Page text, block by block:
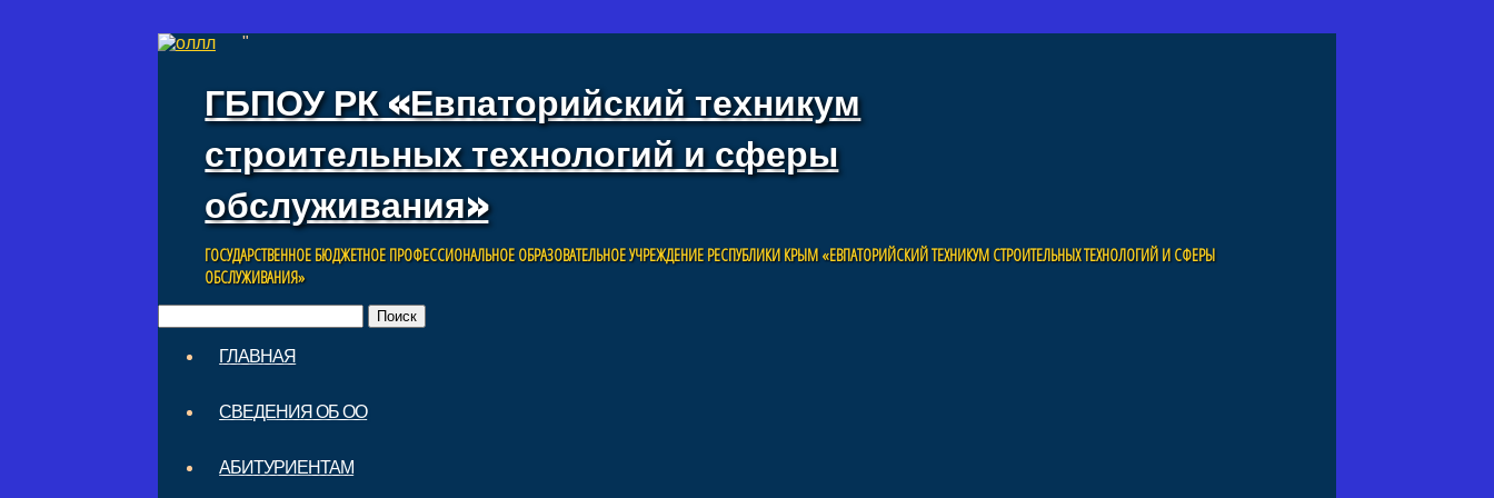
"
ГБПОУ РК «Евпаторийский техникум
строительных технологий и сферы
обслуживания»
ГОСУДАРСТВЕННОЕ БЮДЖЕТНОЕ ПРОФЕССИОНАЛЬНОЕ ОБРАЗОВАТЕЛЬНОЕ УЧРЕЖДЕНИЕ РЕСПУБЛИКИ КРЫМ «ЕВПАТОРИЙСКИЙ ТЕХНИКУМ СТРОИТЕЛЬНЫХ ТЕХНОЛОГИЙ И СФЕРЫ
ОБСЛУЖИВАНИЯ»
Main menuГЛАВНАЯ
СВЕДЕНИЯ ОБ ОО
АБИТУРИЕНТАМ